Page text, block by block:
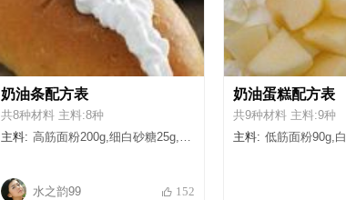
奶油条配方表
共8种材料 主料:8种
主料: 高筋面粉200g,细白砂糖25g,盐3g,酵母5g,温水120g,蛋液15g,鲜奶油150g,无盐黄油20g
水之韵99 152
奶油蛋糕配方表
共9种材料 主料:9种
主料: 低筋面粉90g,白砂糖70g,鸡蛋5个,玉米油50g,牛奶50g,柠檬